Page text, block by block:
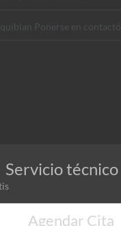
Ponerse en contactó
Servicio técnico
Agendar Cita